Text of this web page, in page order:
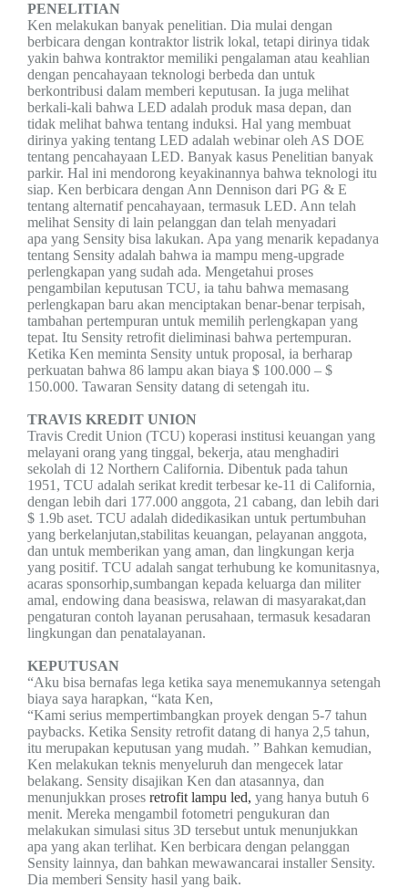
PENELITIAN
Ken melakukan banyak penelitian. Dia mulai dengan
berbicara dengan kontraktor listrik lokal, tetapi dirinya tidak
yakin bahwa kontraktor memiliki pengalaman atau keahlian
dengan pencahayaan teknologi berbeda dan untuk
berkontribusi dalam memberi keputusan. Ia juga melihat
berkali-kali bahwa LED adalah produk masa depan, dan
tidak melihat bahwa tentang induksi. Hal yang membuat
dirinya yaking tentang LED adalah webinar oleh AS DOE
tentang pencahayaan LED. Banyak kasus Penelitian banyak
parkir. Hal ini mendorong keyakinannya bahwa teknologi itu
siap. Ken berbicara dengan Ann Dennison dari PG & E
tentang alternatif pencahayaan, termasuk LED. Ann telah
melihat Sensity di lain pelanggan dan telah menyadari
apa yang Sensity bisa lakukan. Apa yang menarik kepadanya
tentang Sensity adalah bahwa ia mampu meng-upgrade
perlengkapan yang sudah ada. Mengetahui proses
pengambilan keputusan TCU, ia tahu bahwa memasang
perlengkapan baru akan menciptakan benar-benar terpisah,
tambahan pertempuran untuk memilih perlengkapan yang
tepat. Itu Sensity retrofit dieliminasi bahwa pertempuran.
Ketika Ken meminta Sensity untuk proposal, ia berharap
perkuatan bahwa 86 lampu akan biaya $ 100.000 – $
150.000. Tawaran Sensity datang di setengah itu.
TRAVIS KREDIT UNION
Travis Credit Union (TCU) koperasi institusi keuangan yang
melayani orang yang tinggal, bekerja, atau menghadiri
sekolah di 12 Northern California. Dibentuk pada tahun
1951, TCU adalah serikat kredit terbesar ke-11 di California,
dengan lebih dari 177.000 anggota, 21 cabang, dan lebih dari
$ 1.9b aset. TCU adalah didedikasikan untuk pertumbuhan
yang berkelanjutan,stabilitas keuangan, pelayanan anggota,
dan untuk memberikan yang aman, dan lingkungan kerja
yang positif. TCU adalah sangat terhubung ke komunitasnya,
acaras sponsorhip,sumbangan kepada keluarga dan militer
amal, endowing dana beasiswa, relawan di masyarakat,dan
pengaturan contoh layanan perusahaan, termasuk kesadaran
lingkungan dan penatalayanan.
KEPUTUSAN
“Aku bisa bernafas lega ketika saya menemukannya setengah
biaya saya harapkan, “kata Ken,
“Kami serius mempertimbangkan proyek dengan 5-7 tahun
paybacks. Ketika Sensity retrofit datang di hanya 2,5 tahun,
itu merupakan keputusan yang mudah. ” Bahkan kemudian,
Ken melakukan teknis menyeluruh dan mengecek latar
belakang. Sensity disajikan Ken dan atasannya, dan
menunjukkan proses retrofit lampu led, yang hanya butuh 6
menit. Mereka mengambil fotometri pengukuran dan
melakukan simulasi situs 3D tersebut untuk menunjukkan
apa yang akan terlihat. Ken berbicara dengan pelanggan
Sensity lainnya, dan bahkan mewawancarai installer Sensity.
Dia memberi Sensity hasil yang baik.